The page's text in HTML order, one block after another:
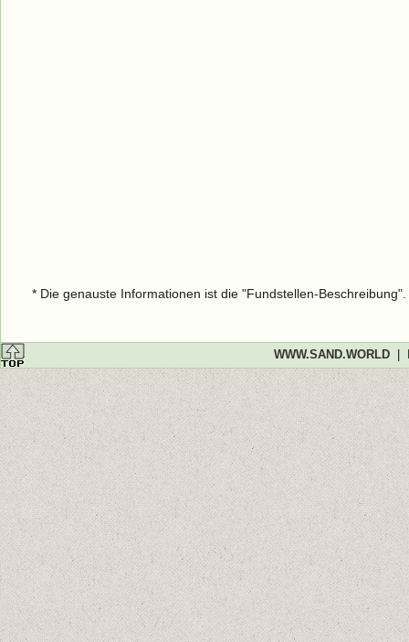
* Die genauste Informationen ist die "Fundstellen-
WWW.SAND.WORLD|